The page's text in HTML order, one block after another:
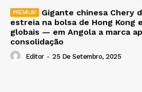
Gigante chinesa Chery
estreia na bolsa de Hong Kong
globais — em Angola a marca
consolidação
Editor - 25 De Setembro, 2025